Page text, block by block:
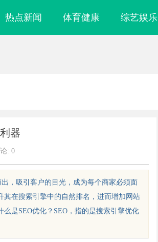
热点新闻 体育健康 综艺娱乐
器
: 0
，吸引客户的目光，成为每个商家必须面
其在搜索引擎中的自然排名，进而增加网站
是SEO优化？SEO，指的是搜索引擎优化